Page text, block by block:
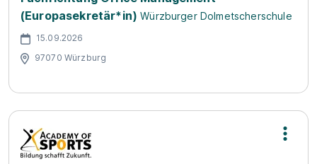
(Europasekretär*in) Würzburger Dolmetscherschule
15.09.2026
97070 Würzburg